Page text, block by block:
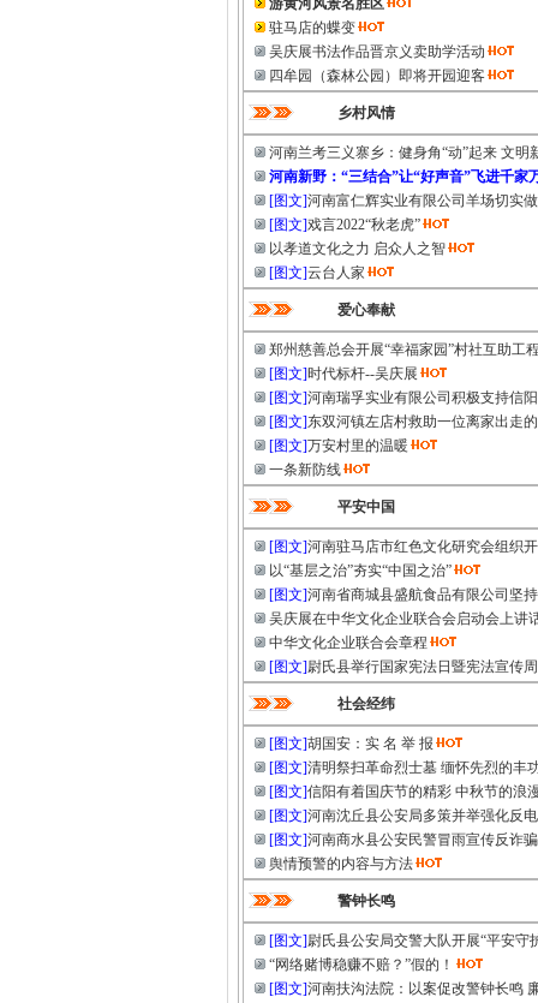
游黄河风景名胜区
驻马店的蝶变
吴庆展书法作品晋京义卖助学活动
四牟园（森林公园）即将开园迎客
乡村风情
河南兰考三义寨乡：健身角“动”起来 文明
河南新野：“三结合”让“好声音”飞进千家
[图文]河南富仁辉实业有限公司羊场切实
[图文]戏言2022“秋老虎”
以孝道文化之力 启众人之智
[图文]云台人家
爱心奉献
郑州慈善总会开展“幸福家园”村社互助工
[图文]时代标杆--吴庆展
[图文]河南瑞孚实业有限公司积极支持信
[图文]东双河镇左店村救助一位离家出走
[图文]万安村里的温暖
一条新防线
平安中国
[图文]河南驻马店市红色文化研究会组织
以“基层之治”夯实“中国之治”
[图文]河南省商城县盛航食品有限公司坚
吴庆展在中华文化企业联合会启动会上讲
中华文化企业联合会章程
[图文]尉氏县举行国家宪法日暨宪法宣传
社会经纬
[图文]胡国安：实 名 举 报
[图文]清明祭扫革命烈士墓 缅怀先烈的丰
[图文]信阳有着国庆节的精彩 中秋节的浪
[图文]河南沈丘县公安局多策并举强化反
[图文]河南商水县公安民警冒雨宣传反诈
舆情预警的内容与方法
警钟长鸣
[图文]尉氏县公安局交警大队开展“平安守
“网络赌博稳赚不赔？”假的！
[图文]河南扶沟法院：以案促改警钟长鸣